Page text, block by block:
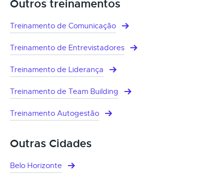
Outros treinamentos
Treinamento de Comunicação
Treinamento de Entrevistadores
Treinamento de Liderança
Treinamento de Team Building
Treinamento Autogestão
Outras Cidades
Belo Horizonte